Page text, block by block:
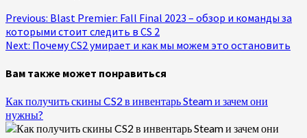
Continue
Reading
Previous: Blast Premier: Fall Final 2023 – обзор и команды за
которыми стоит следить в CS 2
Next: Почему CS2 умирает и как мы можем это остановить
Вам также может понравиться
Как получить скины CS2 в инвентарь Steam и зачем они
нужны?